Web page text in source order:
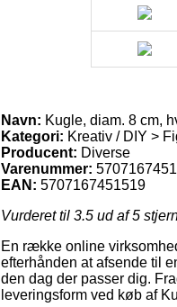
Navn: Kugle, diam. 8 cm,
Kategori: Kreativ / DIY >
Producent: Diverse
Varenummer:
EAN: 5707167451519
Vurderet til 3.5 ud af 5
En række online
efterhånden at afsende til
den dag der passer dig.
leveringsform ved køb af